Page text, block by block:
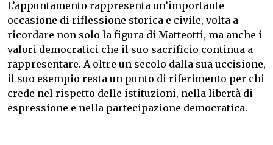
L’appuntamento rappresenta un’importante
occasione di riflessione storica e civile, volta a
ricordare non solo la figura di Matteotti, ma anche i
valori democratici che il suo sacrificio continua a
rappresentare. A oltre un secolo dalla sua uccisione,
il suo esempio resta un punto di riferimento per chi
crede nel rispetto delle istituzioni, nella libertà di
espressione e nella partecipazione democratica.